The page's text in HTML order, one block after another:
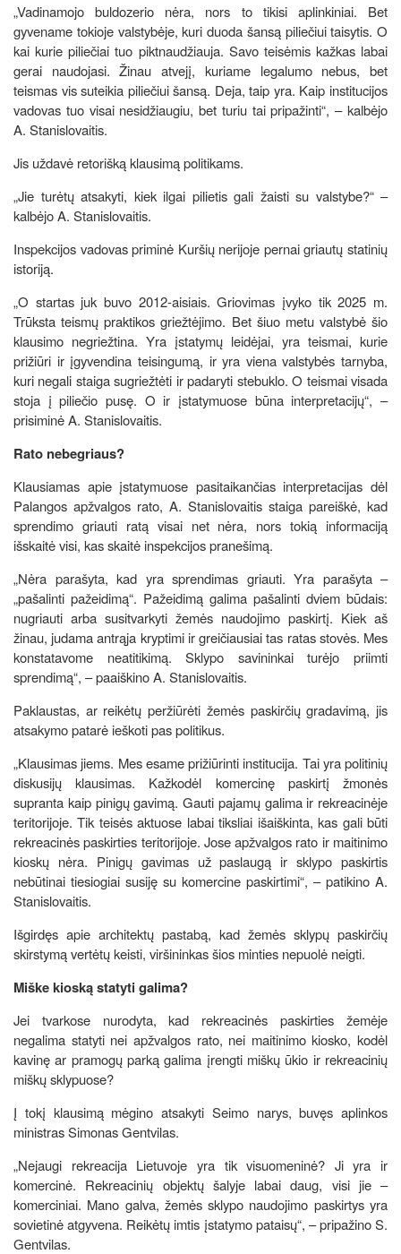
„Vadinamojo buldozerio nėra, nors to tikisi aplinkiniai. Bet
gyvename tokioje valstybėje, kuri duoda šansą piliečiui taisytis. O
kai kurie piliečiai tuo piktnaudžiauja. Savo teisėmis kažkas labai
gerai naudojasi. Žinau atvejį, kuriame legalumo nebus, bet
teismas vis suteikia piliečiui šansą. Deja, taip yra. Kaip institucijos
vadovas tuo visai nesidžiaugiu, bet turiu tai pripažinti“, – kalbėjo
A. Stanislovaitis.
Jis uždavė retorišką klausimą politikams.
„Jie turėtų atsakyti, kiek ilgai pilietis gali žaisti su valstybe?“ –
kalbėjo A. Stanislovaitis.
Inspekcijos vadovas priminė Kuršių nerijoje pernai griautų statinių
istoriją.
„O startas juk buvo 2012-aisiais. Griovimas įvyko tik 2025 m.
Trūksta teismų praktikos griežtėjimo. Bet šiuo metu valstybė šio
klausimo negriežtina. Yra įstatymų leidėjai, yra teismai, kurie
prižiūri ir įgyvendina teisingumą, ir yra viena valstybės tarnyba,
kuri negali staiga sugriežtėti ir padaryti stebuklo. O teismai visada
stoja į piliečio pusę. O ir įstatymuose būna interpretacijų“, –
prisiminė A. Stanislovaitis.
Rato nebegriaus?
Klausiamas apie įstatymuose pasitaikančias interpretacijas dėl
Palangos apžvalgos rato, A. Stanislovaitis staiga pareiškė, kad
sprendimo griauti ratą visai net nėra, nors tokią informaciją
išskaitė visi, kas skaitė inspekcijos pranešimą.
„Nėra parašyta, kad yra sprendimas griauti. Yra parašyta –
„pašalinti pažeidimą“. Pažeidimą galima pašalinti dviem būdais:
nugriauti arba susitvarkyti žemės naudojimo paskirtį. Kiek aš
žinau, judama antrąja kryptimi ir greičiausiai tas ratas stovės. Mes
konstatavome neatitikimą. Sklypo savininkai turėjo priimti
sprendimą“, – paaiškino A. Stanislovaitis.
Paklaustas, ar reikėtų peržiūrėti žemės paskirčių gradavimą, jis
atsakymo patarė ieškoti pas politikus.
„Klausimas jiems. Mes esame prižiūrinti institucija. Tai yra politinių
diskusijų klausimas. Kažkodėl komercinę paskirtį žmonės
supranta kaip pinigų gavimą. Gauti pajamų galima ir rekreacinėje
teritorijoje. Tik teisės aktuose labai tiksliai išaiškinta, kas gali būti
rekreacinės paskirties teritorijoje. Jose apžvalgos rato ir maitinimo
kioskų nėra. Pinigų gavimas už paslaugą ir sklypo paskirtis
nebūtinai tiesiogiai susiję su komercine paskirtimi“, – patikino A.
Stanislovaitis.
Išgirdęs apie architektų pastabą, kad žemės sklypų paskirčių
skirstymą vertėtų keisti, viršininkas šios minties nepuolė neigti.
Miške kioską statyti galima?
Jei tvarkose nurodyta, kad rekreacinės paskirties žemėje
negalima statyti nei apžvalgos rato, nei maitinimo kiosko, kodėl
kavinę ar pramogų parką galima įrengti miškų ūkio ir rekreacinių
miškų sklypuose?
Į tokį klausimą mėgino atsakyti Seimo narys, buvęs aplinkos
ministras Simonas Gentvilas.
„Nejaugi rekreacija Lietuvoje yra tik visuomeninė? Ji yra ir
komercinė. Rekreacinių objektų šalyje labai daug, visi jie –
komerciniai. Mano galva, žemės sklypo naudojimo paskirtys yra
sovietinė atgyvena. Reikėtų imtis įstatymo pataisų“, – pripažino S.
Gentvilas.